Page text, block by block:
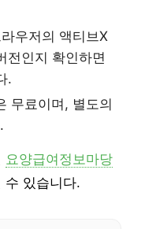
우저의 액티브X
전인지 확인하면
.
무료이며, 별도의
요양급여정보마당
수 있습니다.